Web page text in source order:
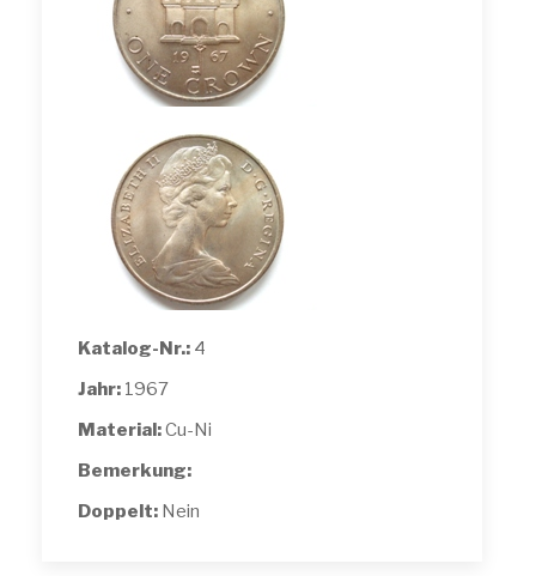
Katalog-Nr.: 4
Jahr: 1967
Material:Cu-Ni
Bemerkung:
Doppelt: Nein